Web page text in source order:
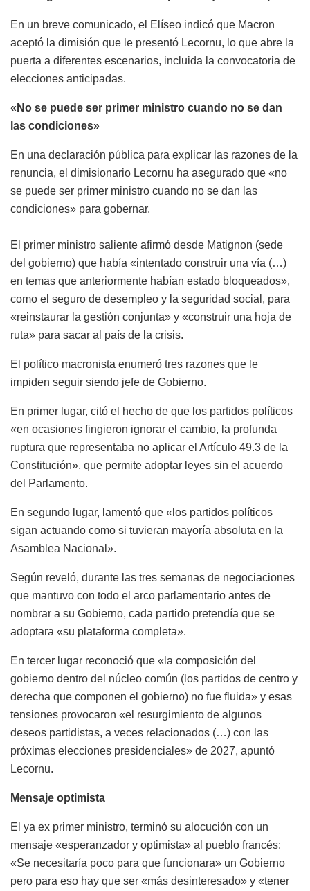
En un breve comunicado, el Elíseo indicó que Macron
aceptó la dimisión que le presentó Lecornu, lo que abre la
puerta a diferentes escenarios, incluida la convocatoria de
elecciones anticipadas.
«No se puede ser primer ministro cuando no se dan
las condiciones»
En una declaración pública para explicar las razones de la
renuncia, el dimisionario Lecornu ha asegurado que «no
se puede ser primer ministro cuando no se dan las
condiciones» para gobernar.
El primer ministro saliente afirmó desde Matignon (sede
del gobierno) que había «intentado construir una vía (…)
en temas que anteriormente habían estado bloqueados»,
como el seguro de desempleo y la seguridad social, para
«reinstaurar la gestión conjunta» y «construir una hoja de
ruta» para sacar al país de la crisis.
El político macronista enumeró tres razones que le
impiden seguir siendo jefe de Gobierno.
En primer lugar, citó el hecho de que los partidos políticos
«en ocasiones fingieron ignorar el cambio, la profunda
ruptura que representaba no aplicar el Artículo 49.3 de la
Constitución», que permite adoptar leyes sin el acuerdo
del Parlamento.
En segundo lugar, lamentó que «los partidos políticos
sigan actuando como si tuvieran mayoría absoluta en la
Asamblea Nacional».
Según reveló, durante las tres semanas de negociaciones
que mantuvo con todo el arco parlamentario antes de
nombrar a su Gobierno, cada partido pretendía que se
adoptara «su plataforma completa».
En tercer lugar reconoció que «la composición del
gobierno dentro del núcleo común (los partidos de centro y
derecha que componen el gobierno) no fue fluida» y esas
tensiones provocaron «el resurgimiento de algunos
deseos partidistas, a veces relacionados (…) con las
próximas elecciones presidenciales» de 2027, apuntó
Lecornu.
Mensaje optimista
El ya ex primer ministro, terminó su alocución con un
mensaje «esperanzador y optimista» al pueblo francés:
«Se necesitaría poco para que funcionara» un Gobierno
pero para eso hay que ser «más desinteresado» y «tener